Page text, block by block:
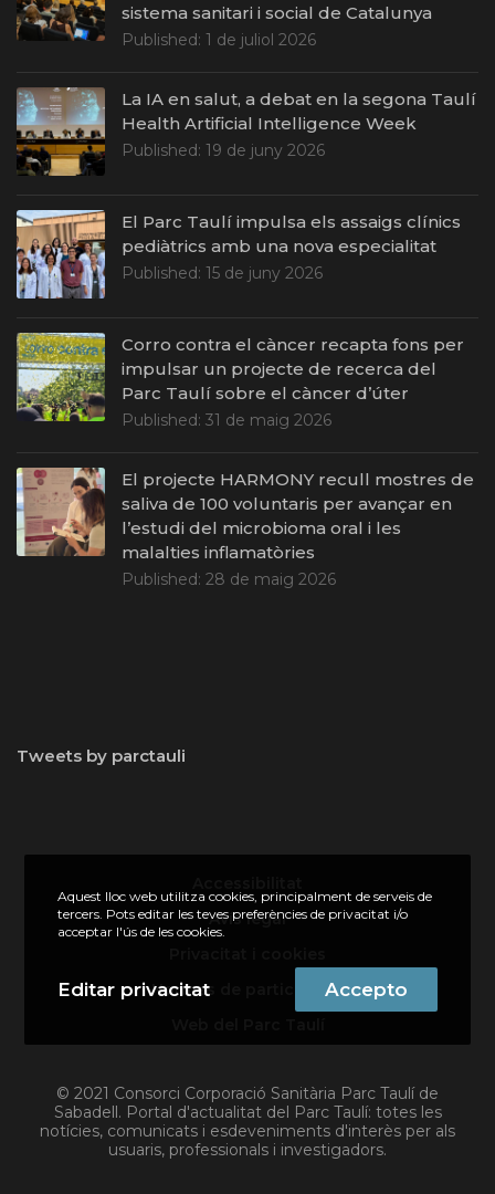
sistema sanitari i social de Catalunya
Published: 1 de juliol 2026
La IA en salut, a debat en la segona Taulí
Health Artificial Intelligence Week
Published: 19 de juny 2026
El Parc Taulí impulsa els assaigs clínics
pediàtrics amb una nova especialitat
Published: 15 de juny 2026
Corro contra el càncer recapta fons per
impulsar un projecte de recerca del
Parc Taulí sobre el càncer d’úter
Published: 31 de maig 2026
El projecte HARMONY recull mostres de
saliva de 100 voluntaris per avançar en
l’estudi del microbioma oral i les
malalties inflamatòries
Published: 28 de maig 2026
Tweets by parctauli
© 2021 Consorci Corporació Sanitària Parc Taulí de
Sabadell. Portal d'actualitat del Parc Taulí: totes les
notícies, comunicats i esdeveniments d'interès per als
usuaris, professionals i investigadors.
Avís legal
Normes de participació
Aquest lloc web utilitza cookies, principalment de serveis de
tercers. Pots editar les teves preferències de privacitat i/o
acceptar l'ús de les cookies.
Editar privacitat Accepto